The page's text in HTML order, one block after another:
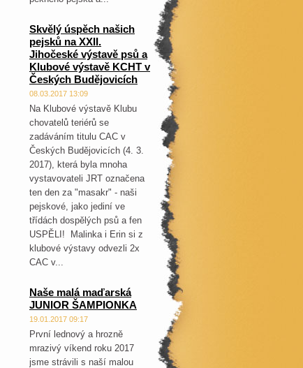
Skvělý úspěch našich
pejsků na XXII.
Jihočeské výstavě psů a
Klubové výstavě KCHT v
Českých Budějovicích
08.03.2017 13:09
Na Klubové výstavě Klubu
chovatelů teriérů se
zadáváním titulu CAC v
Českých Budějovicích (4. 3.
2017), která byla mnoha
vystavovateli JRT označena
ten den za "masakr" - naši
pejskové, jako jediní ve
třídách dospělých psů a fen
USPĚLI! Malinka i Erin si z
klubové výstavy odvezli 2x
CAC v...
Naše malá maďarská
JUNIOR ŠAMPIONKA
19.01.2017 09:17
První lednový a hrozně
mrazivý víkend roku 2017
jsme strávili s naší malou